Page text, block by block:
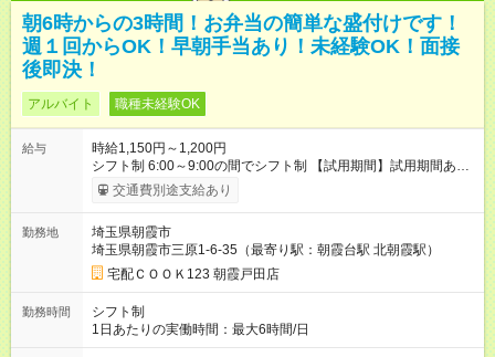
朝6時からの3時間！お弁当の簡単な盛付けです！
週１回からOK！早朝手当あり！未経験OK！面接
後即決！
アルバイト 職種未経験OK
給与
時給1,150円～1,200円
シフト制 6:00～9:00の間でシフト制 【試用期間】試用期間あり
試用期間の長さ：1ヶ月 雇用形態、給与は本採用時と同じです。
交通費別途支給あり
勤務地
埼玉県朝霞市
埼玉県朝霞市三原1-6-35（最寄り駅：朝霞台駅 北朝霞駅）
宅配ＣＯＯＫ123 朝霞戸田店
勤務時間
シフト制
1日あたりの実働時間：最大6時間/日